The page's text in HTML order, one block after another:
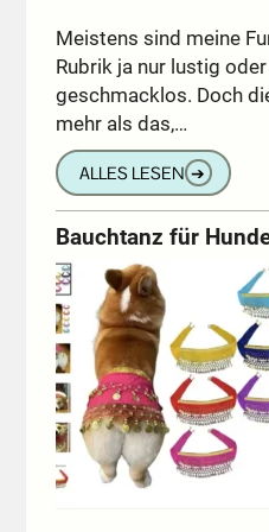
Meistens sind meine
Rubrik ja nur lustig
geschmacklos. Doch
mehr als das,…
ALLES LESEN ➔
Bauchtanz für